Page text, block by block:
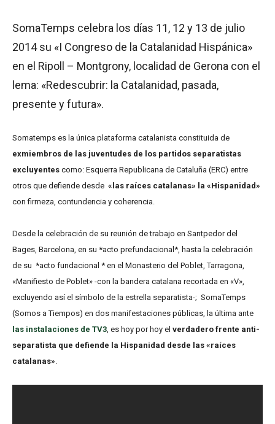
SomaTemps celebra los días 11, 12 y 13 de julio
2014 su «I Congreso de la Catalanidad Hispánica»
en el Ripoll – Montgrony, localidad de Gerona con el
lema: «Redescubrir: la Catalanidad, pasada,
presente y futura».
Somatemps es la única plataforma catalanista constituida de
exmiembros de las juventudes de los partidos separatistas
excluyentes como: Esquerra Republicana de Cataluña (ERC) entre
otros que defiende desde «las raíces catalanas» la «Hispanidad»
con firmeza, contundencia y coherencia.
Desde la celebración de su reunión de trabajo en Santpedor del
Bages, Barcelona, en su *acto prefundacional*, hasta la celebración
de su *acto fundacional * en el Monasterio del Poblet, Tarragona,
«Manifiesto de Poblet» -con la bandera catalana recortada en «V»,
excluyendo así el símbolo de la estrella separatista-; SomaTemps
(Somos a Tiempos) en dos manifestaciones públicas, la última ante
las instalaciones de TV3, es hoy por hoy el verdadero frente anti-
separatista que defiende la Hispanidad desde las «raíces
catalanas».